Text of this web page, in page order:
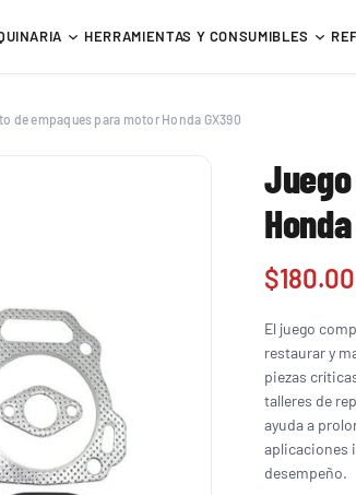
HERRAMIENTAS Y CONSUMIBLES
de empaques para motor Honda GX390
$180.00
El juego
restaurar y
piezas
talleres de
ayuda a
aplicaciones
desempeño.